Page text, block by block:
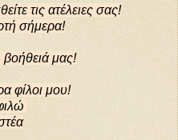
τις ατέλειες σας!
σήμερα!
βοήθειά μας!
φίλοι μου!